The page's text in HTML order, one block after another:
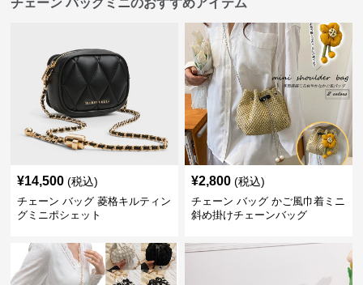
チェーン バッグミニのおすすめアイテム
¥14,500 (税込)
チェーン バッグ 菱格キルティン
グミニポシェット
¥2,800 (税込)
チェーン バッグ かご風巾着ミニ
斜め掛けチェーンバッグ